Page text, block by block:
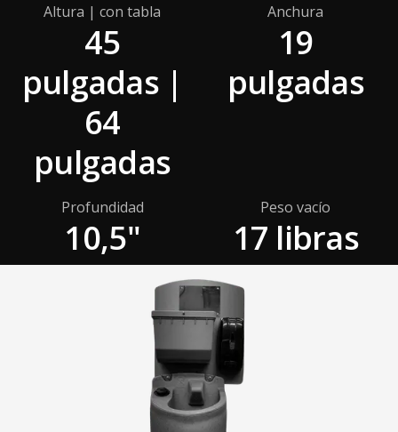
Altura | con tabla
45
pulgadas |
64
pulgadas
Anchura
19
pulgadas
Profundidad
10,5"
Peso vacío
17 libras